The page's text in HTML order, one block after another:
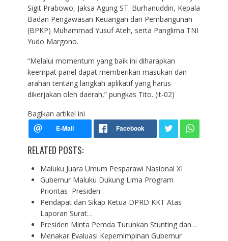
Sigit Prabowo, Jaksa Agung ST. Burhanuddin, Kepala
Badan Pengawasan Keuangan dan Pembangunan
(BPKP) Muhammad Yusuf Ateh, serta Panglima TNI
Yudo Margono.
“Melalui momentum yang baik ini diharapkan
keempat panel dapat memberikan masukan dan
arahan tentang langkah aplikatif yang harus
dikerjakan oleh daerah,” pungkas Tito. (it-02)
Bagikan artikel ini
RELATED POSTS:
Maluku Juara Umum Pesparawi Nasional XI
Gubernur Maluku Dukung Lima Program
Prioritas Presiden
Pendapat dan Sikap Ketua DPRD KKT Atas
Laporan Surat…
Presiden Minta Pemda Turunkan Stunting dan…
Menakar Evaluasi Kepemimpinan Gubernur